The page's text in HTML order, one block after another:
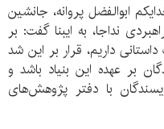
ابوالفضل پروانه، جانشین
نداجا، به ایبنا گفت: بر
داریم، قرار بر این شد
بر عهده این بنیاد باشد و
با دفتر پژوهش‌های